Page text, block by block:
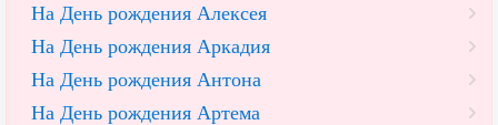
На День рождения Алексея
На День рождения Аркадия
На День рождения Антона
На День рождения Артема